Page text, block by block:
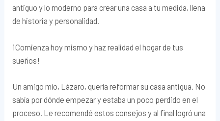
antiguo y lo moderno para crear una casa a tu medida, llena
de historia y personalidad.
¡Comienza hoy mismo y haz realidad el hogar de tus
sueños!
Un amigo mío, Lázaro, quería reformar su casa antigua. No
sabía por dónde empezar y estaba un poco perdido en el
proceso. Le recomendé estos consejos y al final logró una